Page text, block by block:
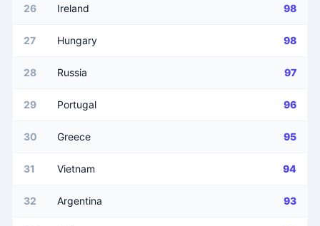
26 Ireland 98
27 Hungary 98
28 Russia 97
29 Portugal 96
30 Greece 95
31 Vietnam 94
32 Argentina 93